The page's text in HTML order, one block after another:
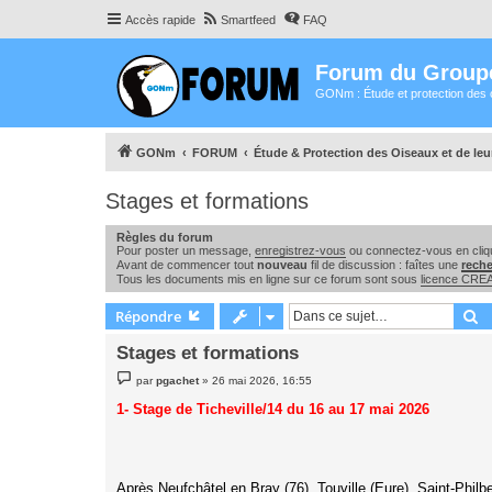
Accès rapide Smartfeed FAQ
Forum du
GONm : Étude et protection des
GONm FORUM Étude & Protection des Oiseaux et de
Stages et formations
Règles du forum
Pour poster un message, enregistrez-vous ou connectez-vous en
Avant de commencer tout nouveau fil de discussion : faîtes une
Tous les documents mis en ligne sur ce forum sont sous licence
Répondre
Stages et formations
e
s
s
parpgachet»26 mai 2026, 16:55
1- Stage de Ticheville/14 du 16 au 17 mai 2026
Après Neufchâtel en Bray (76), Touville (Eure), Saint-